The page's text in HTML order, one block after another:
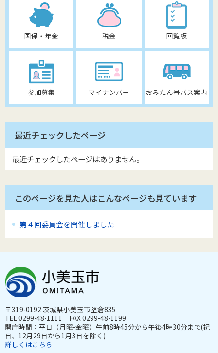
国保・年金 税金 回覧板
参加募集 マイナンバー おみたん号バス案内
最近チェックしたページ
最近チェックしたページはありません。
このページを見た人はこんなページも見ています
第４回委員会を開催しました
〒319-0192 茨城県小美玉市堅倉835
TEL 0299-48-1111 FAX 0299-48-1199
開庁時間：平日（月曜-金曜）午前8時45分から午後4時30分まで(祝
日、12月29日から1月3日を除く)
詳しくはこちら